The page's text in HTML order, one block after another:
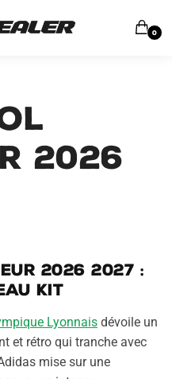
0
2026
2026 2027 :
kit
Lyonnais dévoile un
et rétro qui tranche avec
mise sur une